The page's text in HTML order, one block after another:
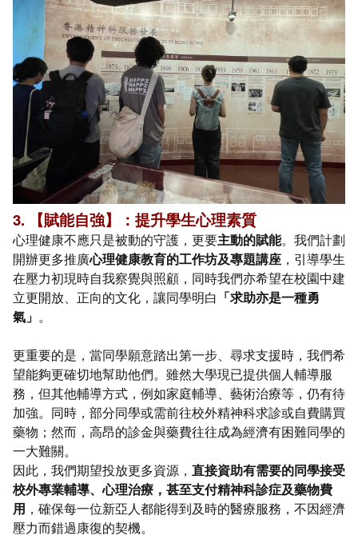
3. 【賦能自強】：提升學生心理素質
心理健康不應只是被動的守護，更要主動的賦能。我們計劃
開辦更多推廣心理健康教育的工作坊及專題講座 ，引導學生
在壓力初現時自我察覺與照顧，同時我們亦希望在校園中建
立更開放、正向的文化，讓同學明白 「求助亦是一種勇
氣」 。
更重要的是，當同學願意踏出第一步、尋求支援時，我們希
望能夠更確切地幫助他們。雖然大學現已提供個人輔導服
務，但其他輔導方式，例如家庭輔導、藝術治療等，仍有待
加強。同時，部分同學或需前往校外精神科求診或自費購買
藥物；然而，高昂的診金與藥費往往成為經濟有困難同學的
一大難關。
因此，我們期望投放更多資源， 直接資助有需要的同學接受
校外專業輔導、心理治療，甚至支付精神科診症及藥物費
用 ，確保每一位新亞人都能得到及時的醫療服務，不因經濟
壓力而錯過康復的契機。